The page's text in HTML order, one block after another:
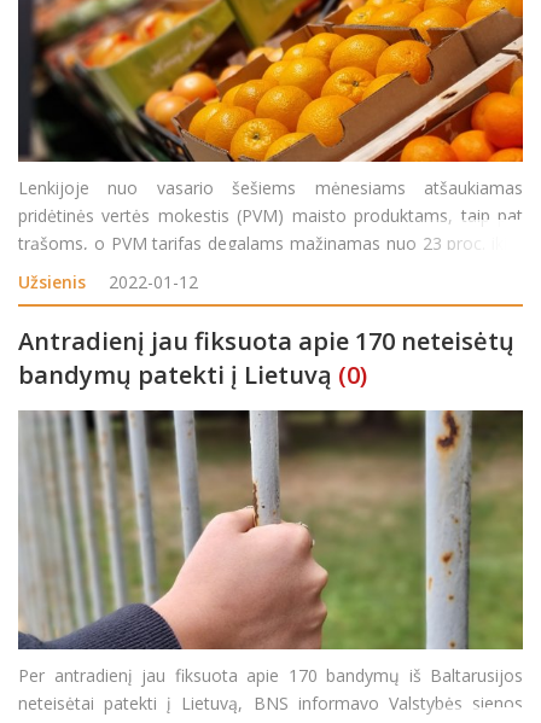
Lenkijoje nuo vasario šešiems mėnesiams atšaukiamas
pridėtinės vertės mokestis (PVM) maisto produktams, taip pat
trąšoms, o PVM tarifas degalams mažinamas nuo 23 proc. iki 8
proc., pranešė Lenkijos radijas. „Tai bus esminiai kainų pokyčiai.
Lenkai išv
Užsienis 2022-01-12
Antradienį jau fiksuota apie 170 neteisėtų
bandymų patekti į Lietuvą (0)
Per antradienį jau fiksuota apie 170 bandymų iš Baltarusijos
neteisėtai patekti į Lietuvą, BNS informavo Valstybės sienos